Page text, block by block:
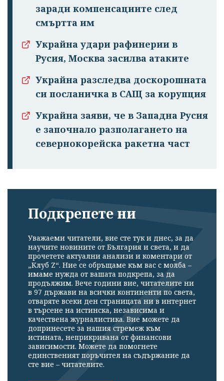
заради компенсациите след
смъртта им
Украйна удари рафинерии в
Русия, Москва засилва атаките
Украйна разследва доскорошната
си посланичка в САЩ за корупция
Украйна заяви, че в Западна Русия
е започнало разполагането на
севернокорейска ракетна част
Подкрепете ни
Уважаеми читатели, вие сте тук и днес, за да
научите новините от България и света, и да
прочетете актуални анализи и коментари от
„Клуб Z“. Ние се обръщаме към вас с молба –
имаме нужда от вашата подкрепа, за да
продължим. Вече години вие, читателите ни
в 97 държави на всички континенти по света,
отваряте всеки ден страницата ни в интернет
в търсене на истинска, независима и
качествена журналистика. Вие можете да
допринесете за нашия стремеж към
истината, неприкривана от финансови
зависимости. Можете да помогнете
единственият поръчител на съдържание да
сте вие – читателите.